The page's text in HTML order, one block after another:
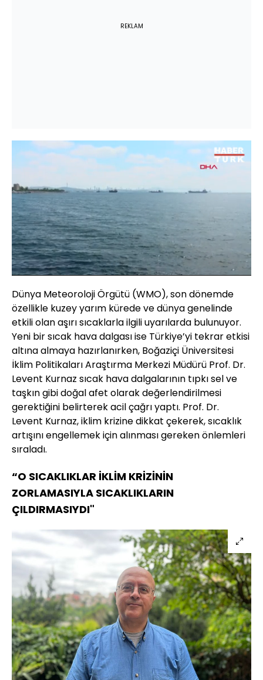
REKLAM
Sesi
Aç
Yüklendi:
14.75%
Oynatma
Hızı
Dünya Meteoroloji Örgütü (WMO), son dönemde
özellikle kuzey yarım kürede ve dünya genelinde
etkili olan aşırı sıcaklarla ilgili uyarılarda bulunuyor.
Yeni bir sıcak hava dalgası ise Türkiye’yi tekrar etkisi
altına almaya hazırlanırken, Boğaziçi Üniversitesi
İklim Politikaları Araştırma Merkezi Müdürü Prof. Dr.
Levent Kurnaz sıcak hava dalgalarının tıpkı sel ve
taşkın gibi doğal afet olarak değerlendirilmesi
gerektiğini belirterek acil çağrı yaptı. Prof. Dr.
Levent Kurnaz, iklim krizine dikkat çekerek, sıcaklık
artışını engellemek için alınması gereken önlemleri
sıraladı.
“O SICAKLIKLAR İKLİM KRİZİNİN
ZORLAMASIYLA SICAKLIKLARIN
ÇILDIRMASIYDI"